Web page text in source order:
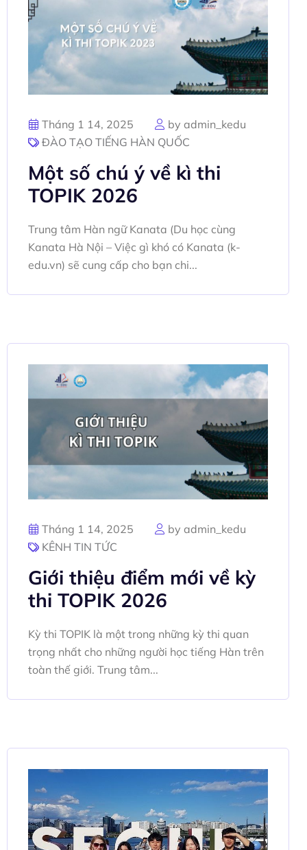
Tháng 1 14, 2025
by admin_kedu
ĐÀO TẠO TIẾNG HÀN QUỐC
Một số chú ý về kì thi
TOPIK 2026
Trung tâm Hàn ngữ Kanata (Du học cùng
Kanata Hà Nội – Việc gì khó có Kanata (k-
edu.vn) sẽ cung cấp cho bạn chi...
Tháng 1 14, 2025
by admin_kedu
KÊNH TIN TỨC
Giới thiệu điểm mới về kỳ
thi TOPIK 2026
Kỳ thi TOPIK là một trong những kỳ thi quan
trọng nhất cho những người học tiếng Hàn trên
toàn thế giới. Trung tâm...